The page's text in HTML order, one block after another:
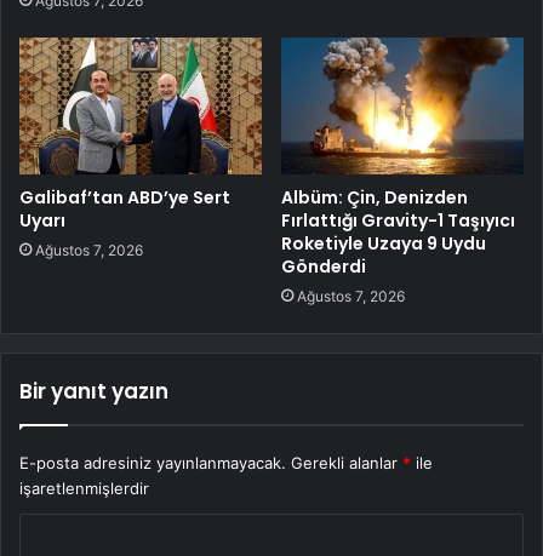
Galibaf’tan ABD’ye Sert
Uyarı
Ağustos 7, 2026
Albüm: Çin, Denizden
Fırlattığı Gravity-1 Taşıyıcı
Roketiyle Uzaya 9 Uydu
Gönderdi
Ağustos 7, 2026
Bir yanıt yazın
E-posta adresiniz yayınlanmayacak. Gerekli alanlar * ile
işaretlenmişlerdir